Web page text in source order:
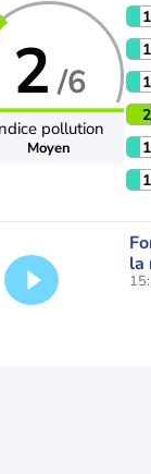
2 /6
pollution
Moyen
1
1
1
2
1
1
la